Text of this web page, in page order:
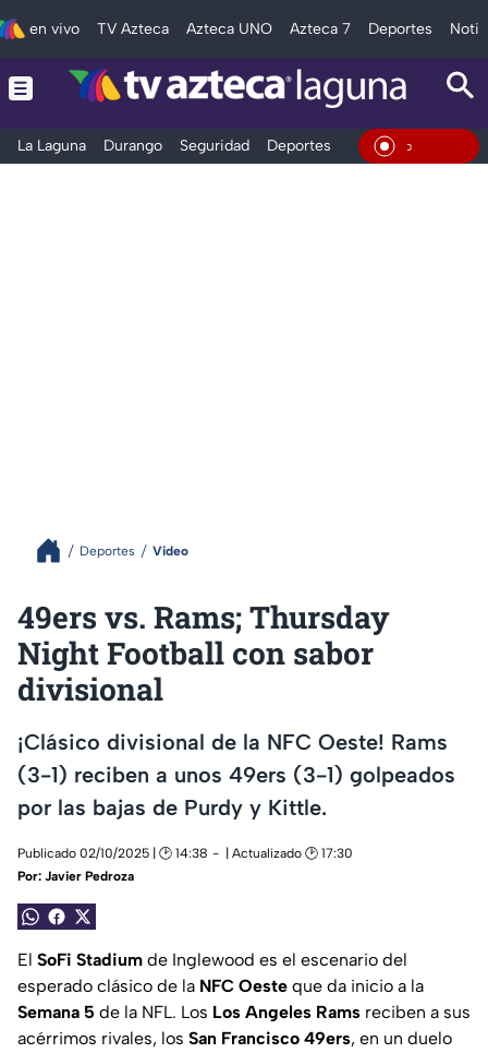
en vivo TV Azteca Azteca UNO Azteca 7 Deportes
La Laguna Durango Seguridad Deportes EntretenimientoEn Vivo
Deportes Video
49ers vs. Rams; Thursday
Night Football con sabor
divisional
¡Clásico divisional de la NFC Oeste! Rams
(3-1) reciben a unos 49ers (3-1) golpeados
por las bajas de Purdy y Kittle.
Publicado 02/10/2025 | 🕑 14:38
| Actualizado 🕑 17:30
Por: Javier Pedroza
El SoFi Stadium de Inglewood es el escenario del
esperado clásico de la NFC Oeste que da inicio a la
Semana 5 de la NFL. Los Los Angeles Rams reciben a sus
acérrimos rivales, los San Francisco 49ers, en un duelo